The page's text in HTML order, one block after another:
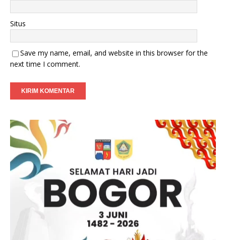
Situs
Save my name, email, and website in this browser for the
next time I comment.